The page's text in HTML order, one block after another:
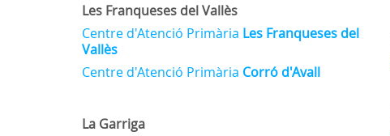
Les Franqueses del Vallès
Centre d'Atenció Primària Les Franqueses del
Vallès
Centre d'Atenció Primària Corró d'Avall
La Garriga